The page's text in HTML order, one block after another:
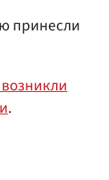
принесли
.